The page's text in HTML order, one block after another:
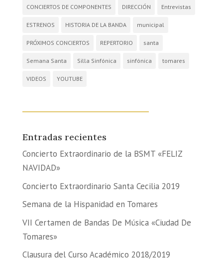
CONCIERTOS DE COMPONENTES DIRECCIÓN Entrevistas
ESTRENOS HISTORIA DE LA BANDA municipal
PRÓXIMOS CONCIERTOS REPERTORIO santa
Semana Santa Silla Sinfónica sinfónica tomares
VIDEOS YOUTUBE
Entradas recientes
Concierto Extraordinario de la BSMT «FELIZ
NAVIDAD»
Concierto Extraordinario Santa Cecilia 2019
Semana de la Hispanidad en Tomares
VII Certamen de Bandas De Música «Ciudad De
Tomares»
Clausura del Curso Académico 2018/2019